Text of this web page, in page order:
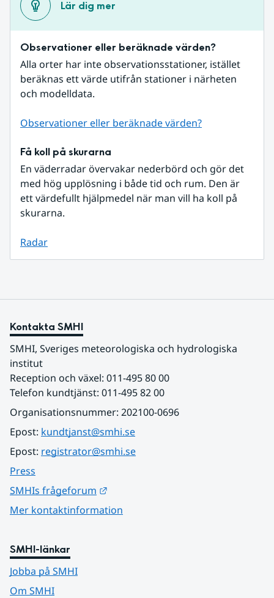
Lär dig mer
Observationer eller beräknade värden?
Alla orter har inte observationsstationer, istället
beräknas ett värde utifrån stationer i närheten
och modelldata.
Observationer eller beräknade värden?
Få koll på skurarna
En väderradar övervakar nederbörd och gör det
med hög upplösning i både tid och rum. Den är
ett värdefullt hjälpmedel när man vill ha koll på
skurarna.
Radar
Kontakta SMHI
SMHI, Sveriges meteorologiska och hydrologiska
institut
Reception och växel: 011-495 80 00
Telefon kundtjänst: 011-495 82 00
Organisationsnummer: 202100-0696
Epost: kundtjanst@smhi.se
Epost: registrator@smhi.se
Press
SMHIs frågeforum
Mer kontaktinformation
SMHI-länkar
Jobba på SMHI
Om SMHI